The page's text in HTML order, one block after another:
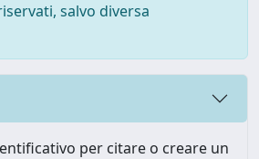
salvo diversa
per citare o creare un